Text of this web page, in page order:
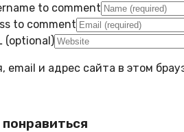
to comment
to comment
(optional)
email и адрес сайта в этом